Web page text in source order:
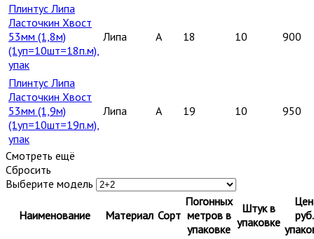
Плинтус Липа
Ласточкин Хвост
53мм (1,8м)
(1уп=10шт=18п.м),
упак
Липа A 18 10 900
Плинтус Липа
Ласточкин Хвост
53мм (1,9м)
(1уп=10шт=19п.м),
упак
Липа A 19 10 950
Смотреть ещё
Сбросить
Выберите модель
Наименование Материал Сорт
Погонных
метров в
упаковке
Штук в
упаковке